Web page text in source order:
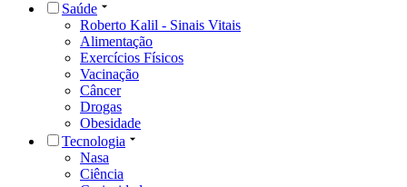
Saúde
Roberto Kalil - Sinais Vitais
Alimentação
Exercícios Físicos
Vacinação
Câncer
Drogas
Obesidade
Tecnologia
Nasa
Ciência